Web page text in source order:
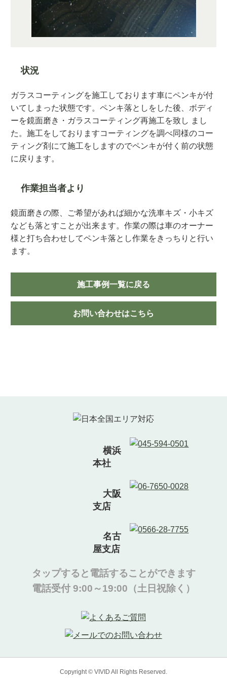
状況
ガラスコーティングを施工しております車にペンキが付
いてしまった状態です。ペンキ落としをした後、ボディ
ーを鏡面磨き・ガラスコーティング再施工を致し まし
た。施工をしておりますコーティングを調べ同様のコー
ティング剤にて施工をしますのでペンキが付く前の状態
に戻ります。
作業担当者より
鏡面磨きの際、ご希望があれば細かな洗車キズ・小キズ
なども落とすことが出来ます。作業の際は車のオーナー
様と打ち合わせしてペンキ落とし作業をきっちりと行い
ます。
施工事例一覧に戻る
お問い合わせはこちら
横浜
本社
大阪
支店
名古
屋支店
タップすると電話することができます
電話受付 9:00～19:00（土日祝除く）
Copyright © VIVID All Rights Reserved.